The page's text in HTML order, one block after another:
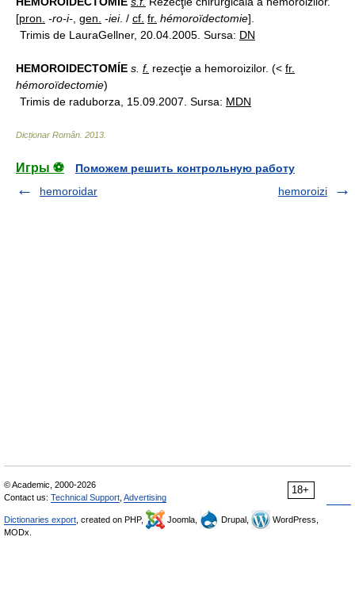
[pron. -ro-i- gen. -iei. / cf. fr. hémoroïdectomie].
Trimis de LauraGellner, 20.04.2005. Sursa: DN
HEMOROIDECTOMÍE s. f. rezecţie a hemoroizilor. (< fr.
hémoroïdectomie)
Trimis de raduborza, 15.09.2007. Sursa: MDN
Dicționar Român 2013
Игры ⚽
Поможем решить контрольную работу
hemoroidar
hemoroizi
18+
© Academic, 2000-2026
Contact us: Technical Support Advertising
Dictionaries export , created on PHP, Joomla, Drupal,
WordPress,
MODx.